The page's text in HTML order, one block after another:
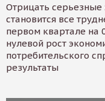
Отрицать
становится все
первом квартале на
нулевой рост
потребительского
результаты